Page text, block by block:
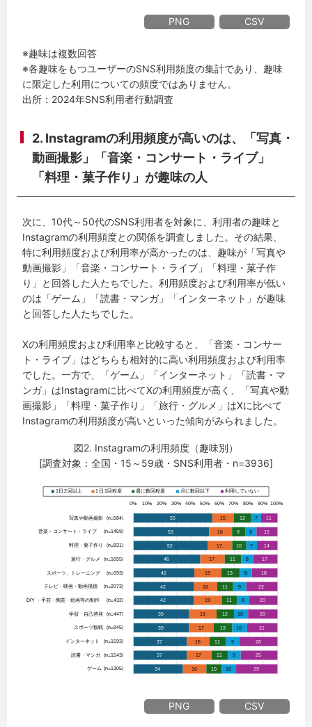
PNG CSV
※趣味は複数回答
※各趣味をもつユーザーのSNS利用頻度の集計であり、趣味
に限定した利用についての頻度ではありません。
出所：2024年SNS利用者行動調査
2. Instagramの利用頻度が高いのは、「写真・
動画撮影」「音楽・コンサート・ライブ」
「料理・菓子作り」が趣味の人
次に、10代～50代のSNS利用者を対象に、利用者の趣味と
Instagramの利用頻度との関係を調査しました。その結果、
特に利用頻度および利用率が高かったのは、趣味が「写真や
動画撮影」「音楽・コンサート・ライブ」「料理・菓子作
り」と回答した人たちでした。利用頻度および利用率が低い
のは「ゲーム」「読書・マンガ」「インターネット」が趣味
と回答した人たちでした。
Xの利用頻度および利用率と比較すると、「音楽・コンサー
ト・ライブ」はどちらも相対的に高い利用頻度および利用率
でした。一方で、「ゲーム」「インターネット」「読書・マ
ンガ」はInstagramに比べてXの利用頻度が高く、「写真や動
画撮影」「料理・菓子作り」「旅行・グルメ」はXに比べて
Instagramの利用頻度が高いといった傾向がみられました。
図2. Instagramの利用頻度（趣味別）
[調査対象：全国・15～59歳・SNS利用者・n=3936]
PNG CSV